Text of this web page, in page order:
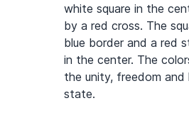
white square in the
by a red cross. The
blue border and a red
in the center. The
the unity, freedom
state.